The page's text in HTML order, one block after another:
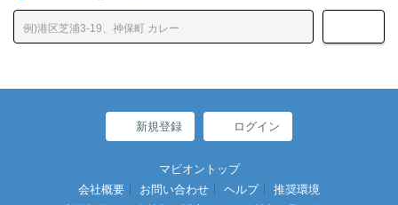
新規登録 ログイン
マピオントップ
会社概要
お問い合わせ ヘルプ
推奨環境